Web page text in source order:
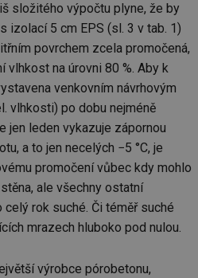
složitého výpočtu plyne, že by
izolací 5 cm EPS (sl. 3 v tab. 1)
povrchem zcela promočená,
vlhkost na úrovni 80 %. Aby k
venkovním návrhovým
vlhkosti) po dobu nejméně
jen leden vykazuje zápornou
a to jen necelých −5 °C, je
promočení vůbec kdy mohlo
ale všechny ostatní
rok suché. Či téměř suché
mrazech hluboko pod nulou.
výrobce pórobetonu,